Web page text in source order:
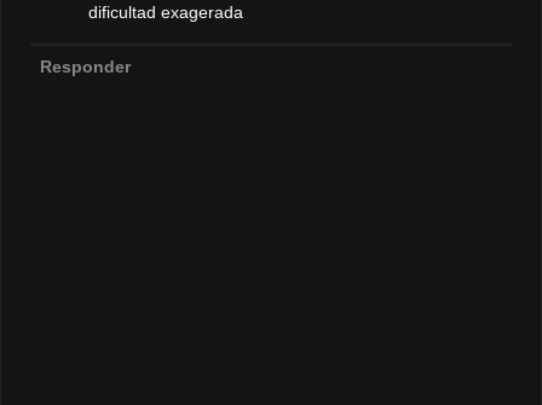
dificultad exagerada
Responder